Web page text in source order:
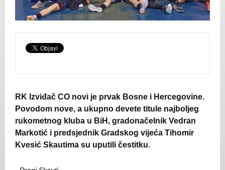
RK Izviđač CO novi je prvak Bosne i Hercegovine.
Povodom nove, a ukupno devete titule najboljeg
rukometnog kluba u BiH, gradonačelnik Vedran
Markotić i predsjednik Gradskog vijeća Tihomir
Kvesić Skautima su uputili čestitku.